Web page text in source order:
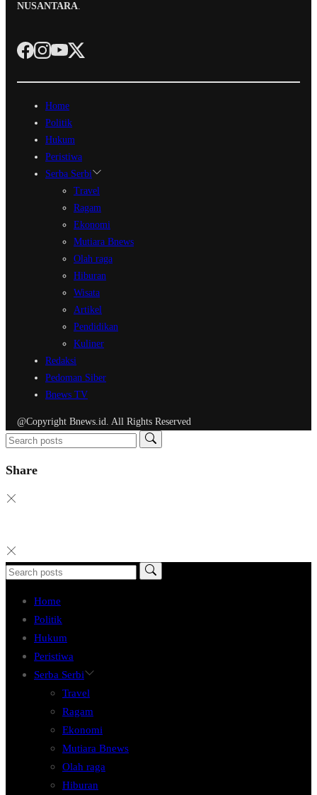
NUSANTARA.
Home
Politik
Hukum
Peristiwa
Serba Serbi
Travel
Ragam
Ekonomi
Mutiara Bnews
Olah raga
Hiburan
Wisata
Artikel
Pendidikan
Kuliner
Redaksi
Pedoman Siber
Bnews TV
@Copyright Bnews.id. All Rights Reserved
Share
Home
Politik
Hukum
Peristiwa
Serba Serbi
Travel
Ragam
Ekonomi
Mutiara Bnews
Olah raga
Hiburan